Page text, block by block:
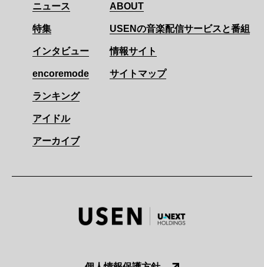
ニュース
特集
インタビュー
encoremode
ランキング
アイドル
アーカイブ
ABOUT
USENの音楽配信サービスと番組
情報サイト
サイトマップ